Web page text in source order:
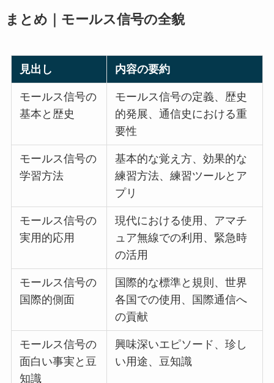
まとめ｜モールス信号の全貌
見出し 内容の要約
モールス信号の
基本と歴史
モールス信号の定義、歴史
的発展、通信史における重
要性
モールス信号の
学習方法
基本的な覚え方、効果的な
練習方法、練習ツールとア
プリ
モールス信号の
実用的応用
現代における使用、アマチ
ュア無線での利用、緊急時
の活用
モールス信号の
国際的側面
国際的な標準と規則、世界
各国での使用、国際通信へ
の貢献
モールス信号の
面白い事実と豆
知識
興味深いエピソード、珍し
い用途、豆知識